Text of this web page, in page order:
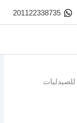
201122338735
للصيدليات